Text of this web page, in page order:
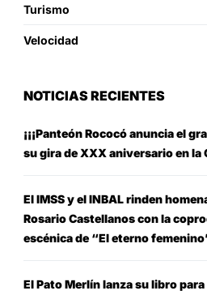
Turismo
Velocidad
NOTICIAS RECIENTES
¡¡¡Panteón Rococó anuncia el
su gira de XXX aniversario en la
El IMSS y el INBAL rinden
Rosario Castellanos con la
escénica de “El eterno
El Pato Merlín lanza su libro